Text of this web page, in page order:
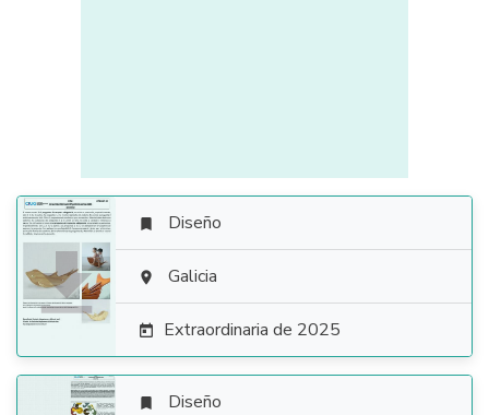

 Diseño
 Galicia
 Extraordinaria de 2025
 Diseño